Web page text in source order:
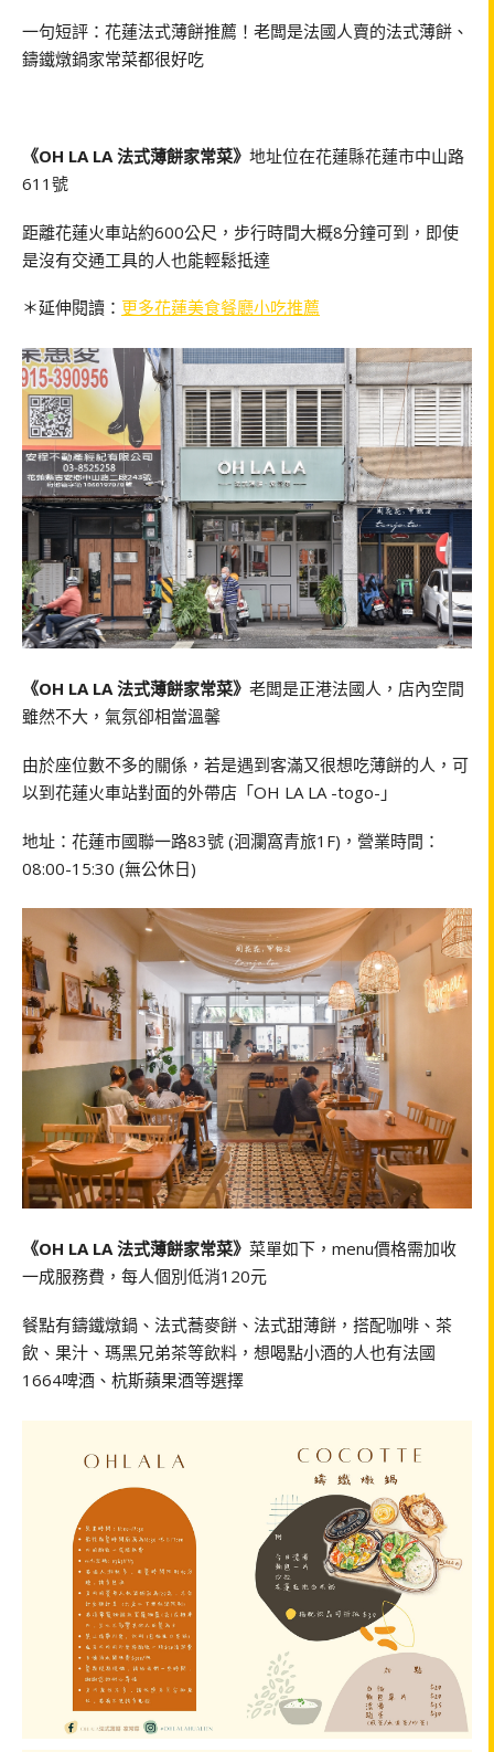
一句短評：花蓮法式薄餅推薦！老闆是法國人賣的法式薄餅、
鑄鐵燉鍋家常菜都很好吃
《OH LA LA 法式薄餅家常菜》 地址位在花蓮縣花蓮市中山路
611號
距離花蓮火車站約600公尺，步行時間大概8分鐘可到，即使
是沒有交通工具的人也能輕鬆抵達
＊延伸閱讀： 更多花蓮美食餐廳小吃推薦
《OH LA LA 法式薄餅家常菜》 老闆是正港法國人，店內空間
雖然不大，氣氛卻相當溫馨
由於座位數不多的關係，若是遇到客滿又很想吃薄餅的人，可
以到花蓮火車站對面的外帶店「OH LA LA -togo-」
地址：花蓮市國聯一路83號 (洄瀾窩青旅1F)，營業時間：
08:00-15:30 (無公休日)
《OH LA LA 法式薄餅家常菜》 菜單如下，menu價格需加收
一成服務費，每人個別低消120元
餐點有鑄鐵燉鍋、法式蕎麥餅、法式甜薄餅，搭配咖啡、茶
飲、果汁、瑪黑兄弟茶等飲料，想喝點小酒的人也有法國
1664啤酒、杭斯蘋果酒等選擇